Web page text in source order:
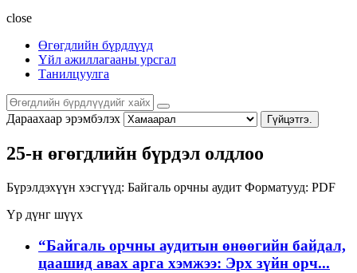
close
Өгөгдлийн бүрдлүүд
Үйл ажиллагааны урсгал
Танилцуулга
Дараахаар эрэмбэлэх Гүйцэтгэ.
25-н өгөгдлийн бүрдэл олдлоо
Бүрэлдэхүүн хэсгүүд: Байгаль орчны аудит Форматууд: PDF
Үр дүнг шүүх
“Байгаль орчны аудитын өнөөгийн байдал,
цаашид авах арга хэмжээ: Эрх зүйн орч...